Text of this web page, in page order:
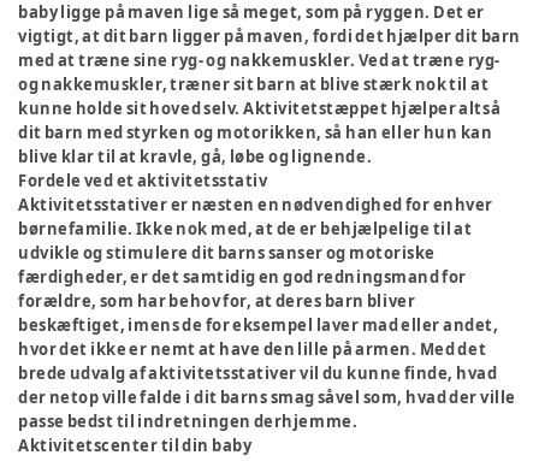
baby ligge på maven lige så meget, som på ryggen. Det er
vigtigt, at dit barn ligger på maven, fordi det hjælper dit barn
med at træne sine ryg- og nakkemuskler. Ved at træne ryg-
og nakkemuskler, træner sit barn at blive stærk nok til at
kunne holde sit hoved selv. Aktivitetstæppet hjælper altså
dit barn med styrken og motorikken, så han eller hun kan
blive klar til at kravle, gå, løbe og lignende.
Fordele ved et aktivitetsstativ
Aktivitetsstativer er næsten en nødvendighed for enhver
børnefamilie. Ikke nok med, at de er behjælpelige til at
udvikle og stimulere dit barns sanser og motoriske
færdigheder, er det samtidig en god redningsmand for
forældre, som har behov for, at deres barn bliver
beskæftiget, imens de for eksempel laver mad eller andet,
hvor det ikke er nemt at have den lille på armen. Med det
brede udvalg af aktivitetsstativer vil du kunne finde, hvad
der netop ville falde i dit barns smag såvel som, hvad der ville
passe bedst til indretningen derhjemme.
Aktivitetscenter til din baby